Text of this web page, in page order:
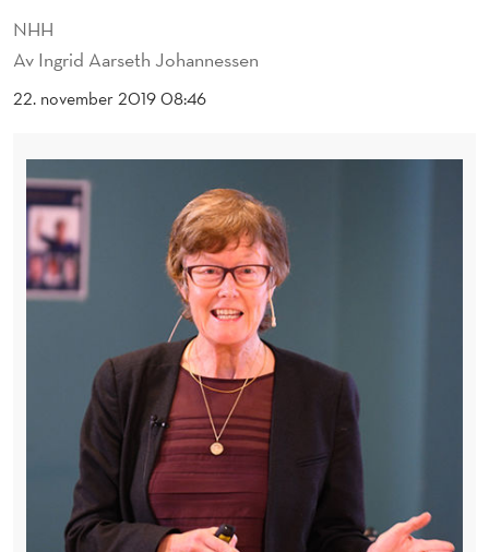
E
R
NHH
Av Ingrid Aarseth Johannessen
22. november 2019 08:46